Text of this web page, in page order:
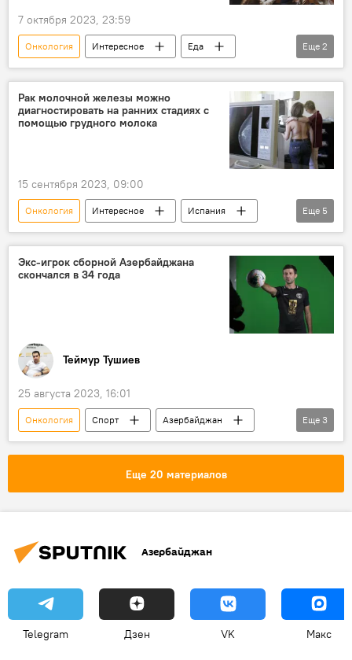
7 октября 2023, 23:59
Онкология Интересное
Еда
Здоровье
рак
Еще 2
Рак молочной железы можно
диагностировать на ранних стадиях с
помощью грудного молока
15 сентября 2023, 09:00
Онкология Интересное
Испания
Онкологические заболевания
рак груди
Грудное вскармливание
молоко
Еще 5
Экс-игрок сборной Азербайджана
скончался в 34 года
Теймур Тушиев
25 августа 2023, 16:01
Онкология Спорт
Азербайджан
Футболист
Турция Кончина
Еще 3
Еще 20 материалов
Азербайджан
Telegram Дзен VK Макс